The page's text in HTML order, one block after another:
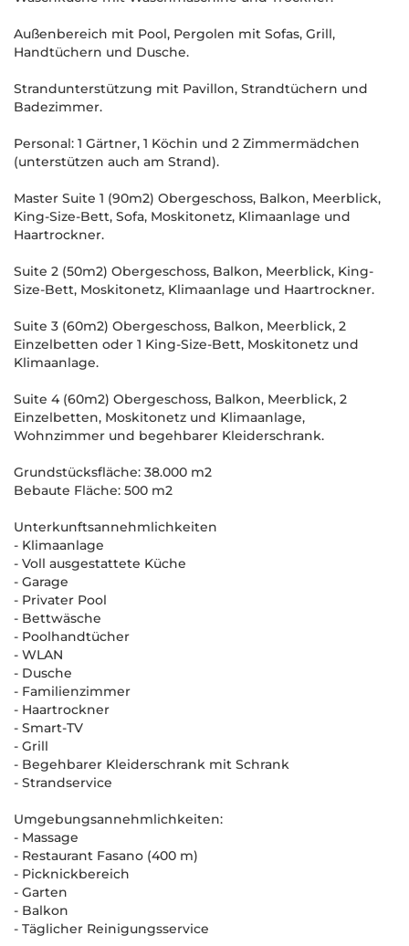
Außenbereich mit Pool, Pergolen mit Sofas, Grill,
Handtüchern und Dusche.
Strandunterstützung mit Pavillon, Strandtüchern und
Badezimmer.
Personal: 1 Gärtner, 1 Köchin und 2 Zimmermädchen
(unterstützen auch am Strand).
Master Suite 1 (90m2) Obergeschoss, Balkon, Meerblick,
King-Size-Bett, Sofa, Moskitonetz, Klimaanlage und
Haartrockner.
Suite 2 (50m2) Obergeschoss, Balkon, Meerblick, King-
Size-Bett, Moskitonetz, Klimaanlage und Haartrockner.
Suite 3 (60m2) Obergeschoss, Balkon, Meerblick, 2
Einzelbetten oder 1 King-Size-Bett, Moskitonetz und
Klimaanlage.
Suite 4 (60m2) Obergeschoss, Balkon, Meerblick, 2
Einzelbetten, Moskitonetz und Klimaanlage,
Wohnzimmer und begehbarer Kleiderschrank.
Grundstücksfläche: 38.000 m2
Bebaute Fläche: 500 m2
Unterkunftsannehmlichkeiten
- Klimaanlage
- Voll ausgestattete Küche
- Garage
- Privater Pool
- Bettwäsche
- Poolhandtücher
- WLAN
- Dusche
- Familienzimmer
- Haartrockner
- Smart-TV
- Grill
- Begehbarer Kleiderschrank mit Schrank
- Strandservice
Umgebungsannehmlichkeiten:
- Massage
- Restaurant Fasano (400 m)
- Picknickbereich
- Garten
- Balkon
- Täglicher Reinigungsservice